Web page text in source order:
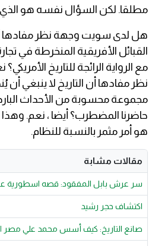
مطلقا. لكن السؤال نفسه هو الذي
هل لدى سويت وجهة نظر مفادها أن
القبائل الأفريقية المنخرطة في
مع الرواية الرائجة للتاريخ
نظر مفادها أن التاريخ لا ينبغي أن
مجموعة محسوبة من الأحداث
حاضرنا المضطرب؟ أيضا ، نعم. وهذا
هو أمر مثمر بالنسبة للنظام.
مقالات مشابة
سر عرش بابل المفقود: قصه اسطورية عن
اكتشاف حجر رشيد
صانع التاريخ: كيف أسس محمد علي مصر